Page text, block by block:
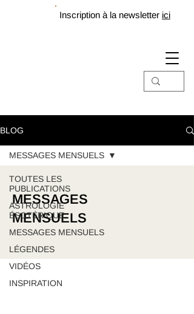
Inscription à la newsletter ici
BLOG
TOUTES LES
PUBLICATIONS
ASTROLOGIE
ÉSOTÉRIQUE
MESSAGES MENSUELS
LÉGENDES
VIDÉOS
INSPIRATION
MESSAGES MENSUELS
MESSAGES
MENSUELS